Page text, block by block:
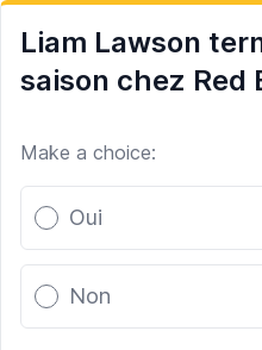
Liam Lawson
saison chez Red
Make a choice:
Poll options
Oui
Non